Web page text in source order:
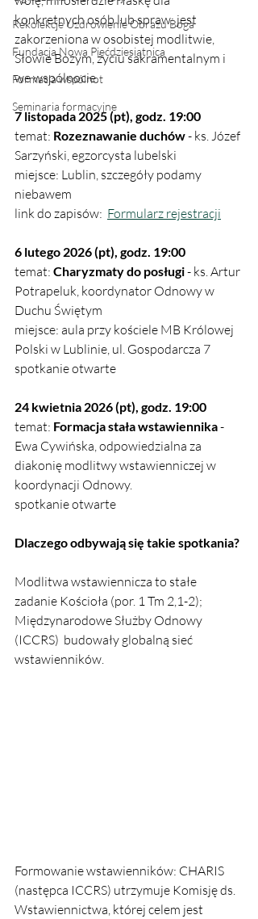
Rekolekcje Uzdrowienie Obrazu Boga
Fundacja Nowa Pięćdziesiątnica
Formacja wspólnot
Seminaria formacyjne
konkretnych osób lub spraw; jest
zakorzeniona w osobistej modlitwie,
Słowie Bożym, życiu sakramentalnym i
we wspólnocie.
7 listopada 2025 (pt), godz. 19:00
temat: Rozeznawanie duchów - ks. Józef
Sarzyński, egzorcysta lubelski
miejsce: Lublin, szczegóły podamy
niebawem
link do zapisów: Formularz rejestracji
6 lutego 2026 (pt), godz. 19:00
temat: Charyzmaty do posługi - ks. Artur
Potrapeluk, koordynator Odnowy w
Duchu Świętym
miejsce: aula przy kościele MB Królowej
Polski w Lublinie, ul. Gospodarcza 7
spotkanie otwarte
24 kwietnia 2026 (pt), godz. 19:00
temat: Formacja stała wstawiennika -
Ewa Cywińska, odpowiedzialna za
diakonię modlitwy wstawienniczej w
koordynacji Odnowy.
spotkanie otwarte
Dlaczego odbywają się takie spotkania?
Modlitwa wstawiennicza to stałe
zadanie Kościoła (por. 1 Tm 2,1-2);
Międzynarodowe Służby Odnowy
(ICCRS)  budowały globalną sieć
wstawienników.
Formowanie wstawienników: CHARIS
(następca ICCRS) utrzymuje Komisję ds.
Wstawiennictwa, której celem jest